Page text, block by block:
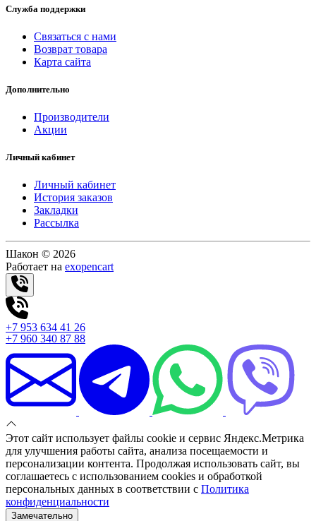
Служба поддержки
Связаться с нами
Возврат товара
Карта сайта
Дополнительно
Производители
Акции
Личный кабинет
Личный кабинет
История заказов
Закладки
Рассылка
Шакон © 2026
Работает на exopencart
+7 953 634 41 26
+7 960 340 87 88
Этот сайт использует файлы cookie и сервис Яндекс.Метрика
для улучшения работы сайта, анализа посещаемости и
персонализации контента. Продолжая использовать сайт, вы
соглашаетесь с использованием cookies и обработкой
персональных данных в соответствии с Политика
конфиденциальности
Замечательно